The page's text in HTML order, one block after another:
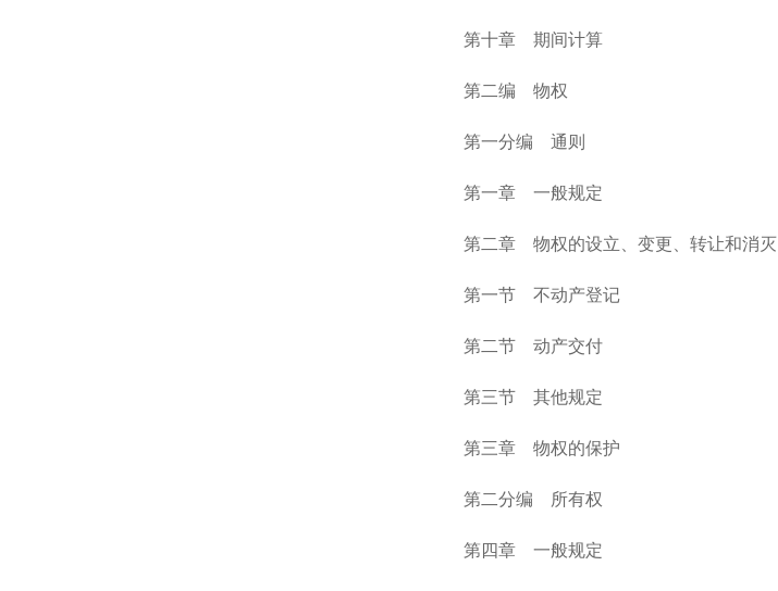
第十章 期间计算
第二编 物权
第一分编 通则
第一章 一般规定
第二章 物权的设立、变更、转让和消灭
第一节 不动产登记
第二节 动产交付
第三节 其他规定
第三章 物权的保护
第二分编 所有权
第四章 一般规定